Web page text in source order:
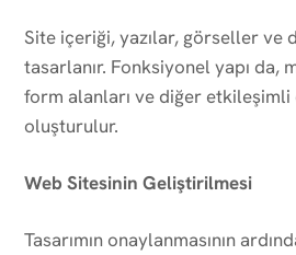
Site içeriği, yazılar, görseller ve
tasarlanır. Fonksiyonel yapı da,
form alanları ve diğer
oluşturulur.
Web Sitesinin Geliştirilmesi
Tasarımın onaylanmasının